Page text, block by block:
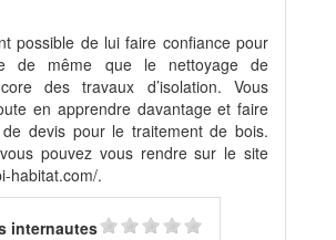
possible de lui faire confiance pour
de même que le nettoyage de
des travaux d’isolation. Vous
en apprendre davantage et faire
devis pour le traitement de bois.
pouvez vous rendre sur le site
habitat.com/.
internautes